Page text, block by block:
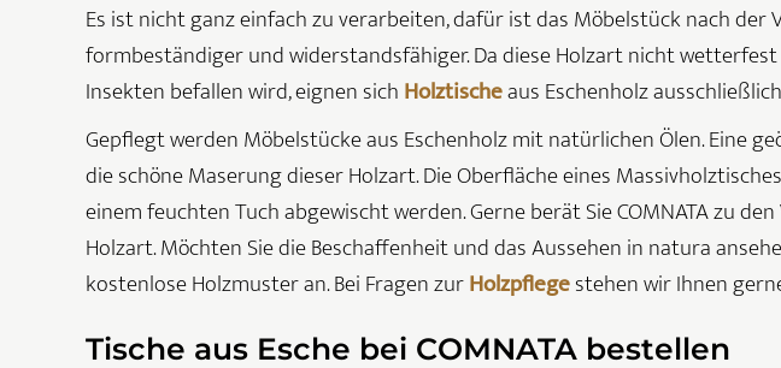
Es ist nicht ganz einfach zu verarbeiten, dafür ist das Möbelstück nach der
formbeständiger und widerstandsfähiger. Da diese Holzart nicht
Insekten befallen wird, eignen sichHolztischeaus Eschenholz
Gepflegt werden Möbelstücke aus Eschenholz mit natürlichen Ölen. Eine
die schöne Maserung dieser Holzart. Die Oberfläche eines
einem feuchten Tuch abgewischt werden. Gerne berät Sie COMNATA zu
Holzart. Möchten Sie die Beschaffenheit und das Aussehen in natura
kostenlose Holzmuster an. Bei Fragen zurHolzpflegestehen wir Ihnen
Tische aus Esche bei COMNATA bestellen